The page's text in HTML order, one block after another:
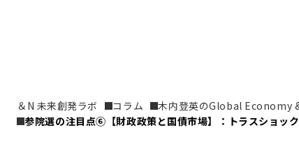
＆N 未来創発ラボ コラム
木内登英のGlobal Economy
参院選の注目点⑥【財政政策と国債市場】：トラスショッ